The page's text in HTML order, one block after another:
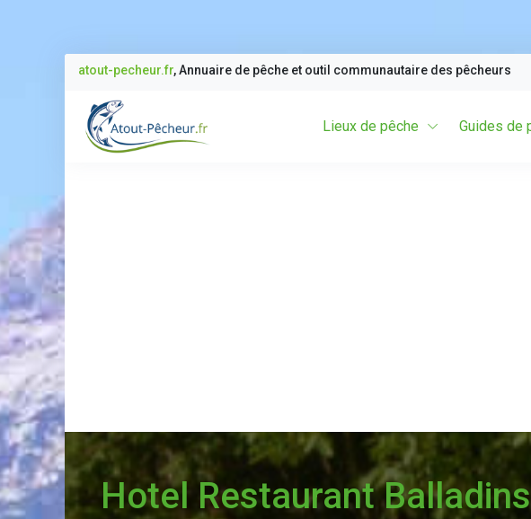
atout-pecheur.fr, Annuaire de pêche et outil communautaire des pêcheurs
Lieux de pêche Guides de
Hotel Restaurant